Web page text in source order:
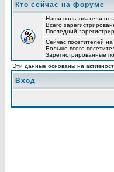
Кто сейчас на форуме
Наши пользователи
Всего
Последний
Сейчас посетителей
Больше всего
Зарегистрированные
Эти данные основаны на
Вход